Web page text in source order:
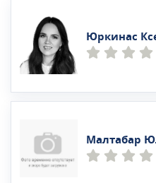
Юркинас
Малтабар